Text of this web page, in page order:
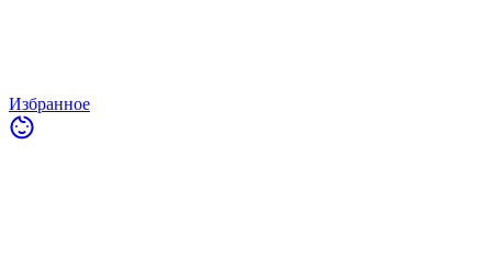
Избранное